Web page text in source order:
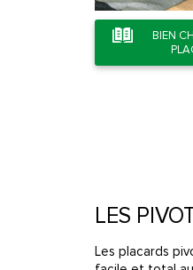
BIEN
LES
Les placards